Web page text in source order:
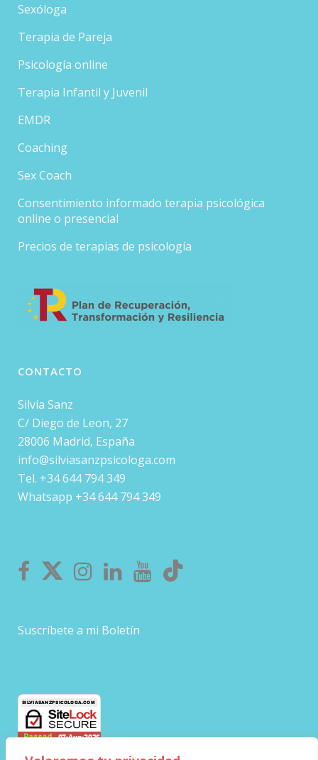
Sexóloga
Terapia de Pareja
Psicología online
Terapia Infantil y Juvenil
EMDR
Coaching
Sex Coach
Consentimiento informado terapia psicológica
online o presencial
Precios de terapias de psicología
CONTACTO
Silvia Sanz
C/ Diego de Leon, 27
28006 Madrid, España
info@silviasanzpsicologa.com
Tel. +34 644 794 349
Whatsapp +34 644 794 349
Suscríbete a mi Boletín